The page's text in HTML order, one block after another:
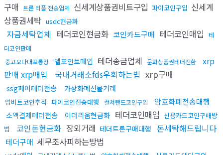
구매
트론 리플 전송업체 신세계상품권비트구입 파이코인구입 신세계
상품권세탁 usdc현금화
자금세탁업체 테더코인현금화 코인카드구매 테더코인매입
테
더코인판매
중고오다대포통장
엘포인트매입 테더송금업체 문화상품권테더전환
xrp
판매 xrp매입
국내거래소fds우회하는법 xrp구매
ssg페이테더전송 가상화폐선물거래
업비트코인추적 파이코인전송대행 컬쳐랜드코인구입 암호화폐전송대행
소액결제테더전송 이더리움현금화 테더코인매입 신용카드코인구매방
법
코인돈현금화 장외거래 테더트론구매대행 돈세탁해드립니다
테더구매 세무조사피하는방법